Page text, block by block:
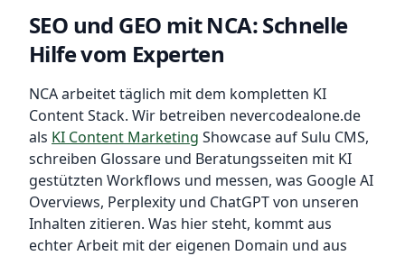
SEO und GEO mit NCA: Schnelle
Hilfe vom Experten
NCA arbeitet täglich mit dem kompletten KI
Content Stack. Wir betreiben nevercodealone.de
als KI Content Marketing Showcase auf Sulu CMS,
schreiben Glossare und Beratungsseiten mit KI
gestützten Workflows und messen, was Google AI
Overviews, Perplexity und ChatGPT von unseren
Inhalten zitieren. Was hier steht, kommt aus
echter Arbeit mit der eigenen Domain und aus